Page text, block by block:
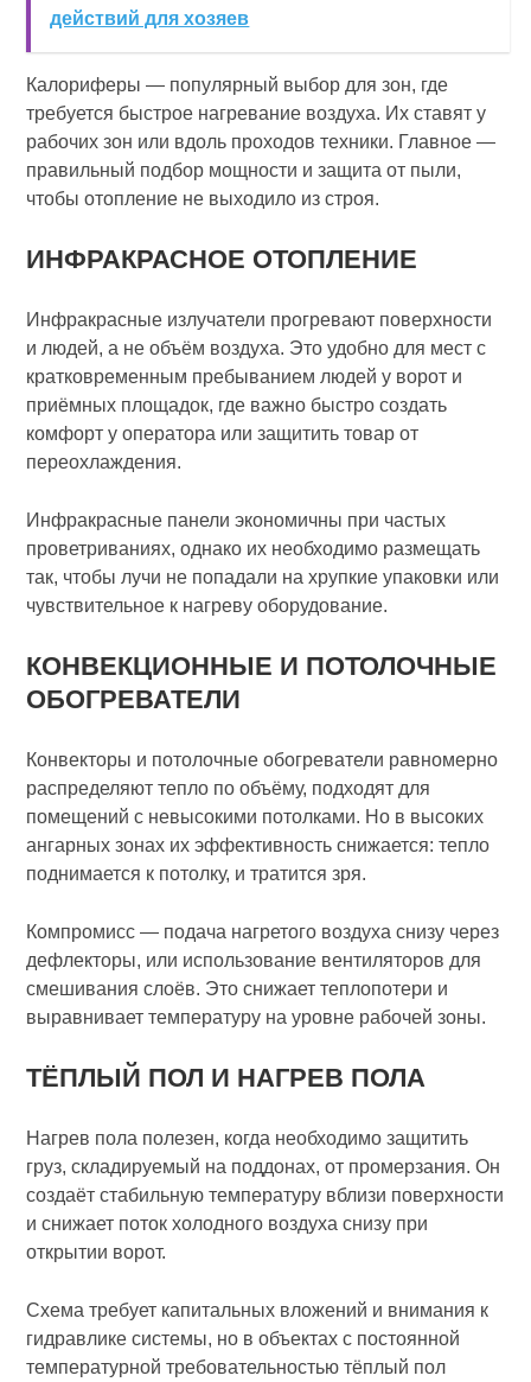
действий для хозяев
Калориферы — популярный выбор для зон, где
требуется быстрое нагревание воздуха. Их ставят у
рабочих зон или вдоль проходов техники. Главное —
правильный подбор мощности и защита от пыли,
чтобы отопление не выходило из строя.
ИНФРАКРАСНОЕ ОТОПЛЕНИЕ
Инфракрасные излучатели прогревают поверхности
и людей, а не объём воздуха. Это удобно для мест с
кратковременным пребыванием людей у ворот и
приёмных площадок, где важно быстро создать
комфорт у оператора или защитить товар от
переохлаждения.
Инфракрасные панели экономичны при частых
проветриваниях, однако их необходимо размещать
так, чтобы лучи не попадали на хрупкие упаковки или
чувствительное к нагреву оборудование.
КОНВЕКЦИОННЫЕ И ПОТОЛОЧНЫЕ
ОБОГРЕВАТЕЛИ
Конвекторы и потолочные обогреватели равномерно
распределяют тепло по объёму, подходят для
помещений с невысокими потолками. Но в высоких
ангарных зонах их эффективность снижается: тепло
поднимается к потолку, и тратится зря.
Компромисс — подача нагретого воздуха снизу через
дефлекторы, или использование вентиляторов для
смешивания слоёв. Это снижает теплопотери и
выравнивает температуру на уровне рабочей зоны.
ТЁПЛЫЙ ПОЛ И НАГРЕВ ПОЛА
Нагрев пола полезен, когда необходимо защитить
груз, складируемый на поддонах, от промерзания. Он
создаёт стабильную температуру вблизи поверхности
и снижает поток холодного воздуха снизу при
открытии ворот.
Схема требует капитальных вложений и внимания к
гидравлике системы, но в объектах с постоянной
температурной требовательностью тёплый пол